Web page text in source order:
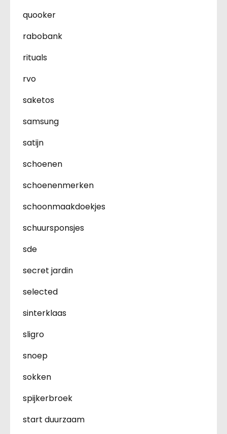
quooker
rabobank
rituals
rvo
saketos
samsung
satijn
schoenen
schoenenmerken
schoonmaakdoekjes
schuursponsjes
sde
secret jardin
selected
sinterklaas
sligro
snoep
sokken
spijkerbroek
start duurzaam